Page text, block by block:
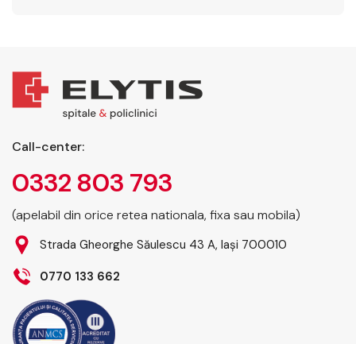
Call-center:
0332 803 793
(apelabil din orice retea nationala, fixa sau mobila)
Strada Gheorghe Săulescu 43 A, Iași 700010
0770 133 662